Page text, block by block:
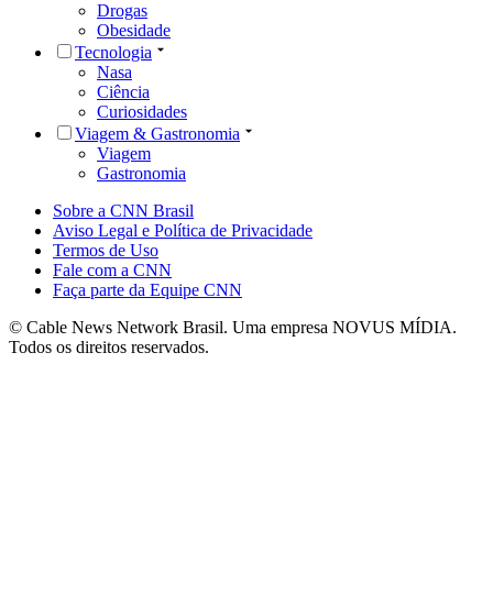
Drogas
Obesidade
Tecnologia
Nasa
Ciência
Curiosidades
Viagem & Gastronomia
Viagem
Gastronomia
Sobre a CNN Brasil
Aviso Legal e Política de Privacidade
Termos de Uso
Fale com a CNN
Faça parte da Equipe CNN
© Cable News Network Brasil. Uma empresa NOVUS MÍDIA.
Todos os direitos reservados.